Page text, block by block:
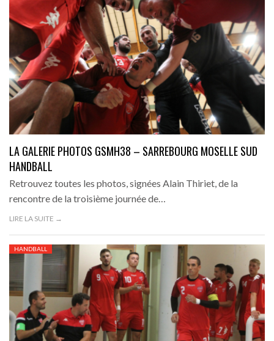
LA GALERIE PHOTOS GSMH38 – SARREBOURG MOSELLE SUD
HANDBALL
Retrouvez toutes les photos, signées Alain Thiriet, de la
rencontre de la troisième journée de…
LIRE LA SUITE →
HANDBALL